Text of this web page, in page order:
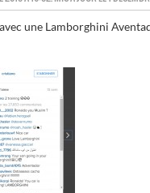
une Lamborghini